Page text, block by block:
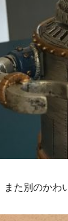
た別のかわ